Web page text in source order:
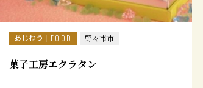
あじわう FOOD 野々市市
菓子工房エクラタン